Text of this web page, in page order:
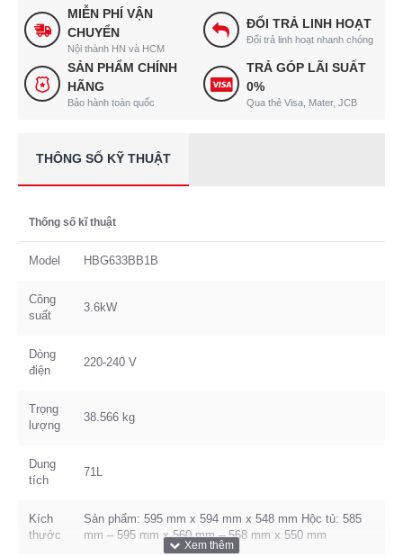
MIỄN PHÍ VẬN
CHUYỂN
Nội thành HN và HCM
ĐỔI TRẢ LINH HOẠT
Đổi trả linh hoạt nhanh chóng
SẢN PHẨM CHÍNH
HÃNG
Bảo hành toàn quốc
TRẢ GÓP LÃI SUẤT
0%
Qua thẻ Visa, Mater, JCB
THÔNG SỐ KỸ THUẬT
Thống số kĩ thuật
Model HBG633BB1B
Công
suất
3.6kW
Dòng
điện
220-240 V
Trọng
lượng
38.566 kg
Dung
tích
71L
Kích
thước
Sản phẩm: 595 mm x 594 mm x 548 mm Hộc tủ: 585
mm – 595 mm x 560 mm – 568 mm x 550 mm